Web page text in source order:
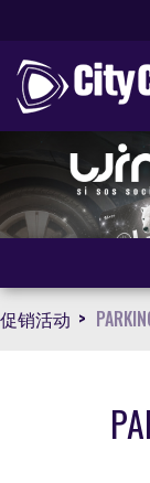
促销活动